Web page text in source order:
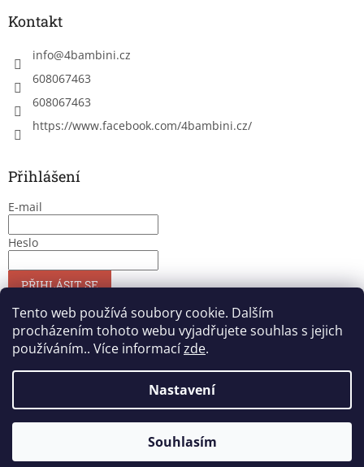
Tento web používá soubory cookie. Dalším
procházením tohoto webu vyjadřujete souhlas s jejich
používáním.. Více informacízde.
Nastavení
Souhlasím
Kontakt
info@4bambini.cz
608067463
608067463
https://www.facebook.com/4bambini.cz/
Přihlášení
E-mail
Heslo
PŘIHLÁSIT SE
Nová registraceZapomenuté heslo
nastavení cookies